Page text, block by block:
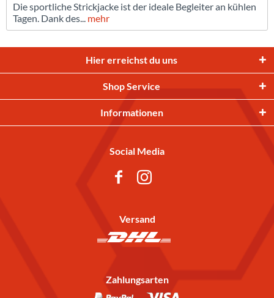
Die sportliche Strickjacke ist der ideale Begleiter an kühlen
Tagen. Dank des... mehr
Hier erreichst du uns
Shop Service
Informationen
Social Media
Versand
Zahlungsarten